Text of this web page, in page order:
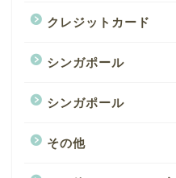
クレジットカード
シンガポール
シンガポール
その他